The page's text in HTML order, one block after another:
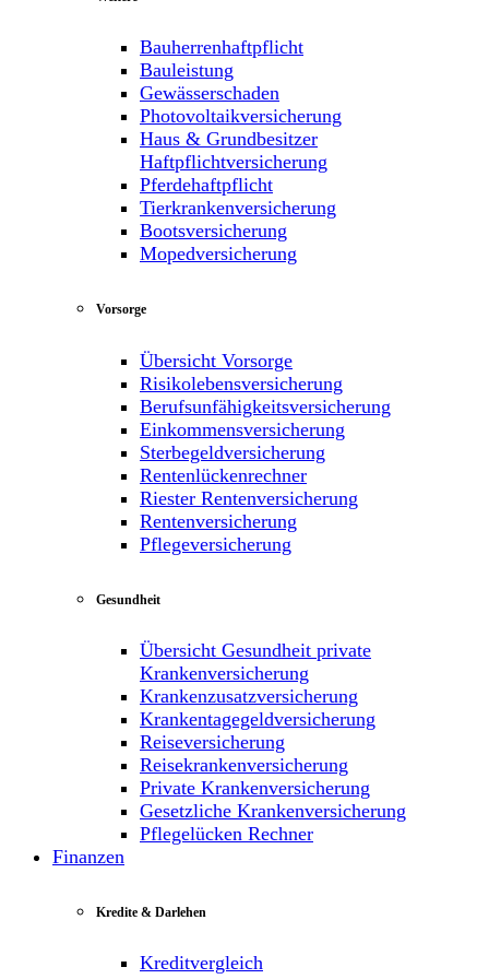
Bauherrenhaftpflicht
Bauleistung
Gewässerschaden
Photovoltaikversicherung
Haus & Grundbesitzer
Haftpflichtversicherung
Pferdehaftpflicht
Tierkrankenversicherung
Bootsversicherung
Mopedversicherung
Vorsorge
Übersicht Vorsorge
Risikolebensversicherung
Berufsunfähigkeitsversicherung
Einkommensversicherung
Sterbegeldversicherung
Rentenlückenrechner
Riester Rentenversicherung
Rentenversicherung
Pflegeversicherung
Gesundheit
Übersicht Gesundheit private
Krankenversicherung
Krankenzusatzversicherung
Krankentagegeldversicherung
Reiseversicherung
Reisekrankenversicherung
Private Krankenversicherung
Gesetzliche Krankenversicherung
Pflegelücken Rechner
Finanzen
Kredite & Darlehen
Kreditvergleich